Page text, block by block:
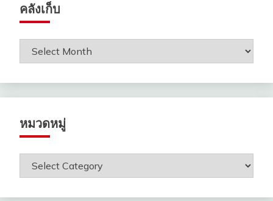
คลังเก็บ
คลัง
เก็บ
หมวดหมู่
หมวด
หมู่